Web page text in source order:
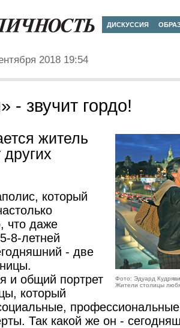
ДИСКУССИЯ
2018 19:54
- звучит гордо!
Фото: Эдуард
Жители столицы
житель
который
что даже
8-летней
- две
и общий портрет
который
Так какой же он -